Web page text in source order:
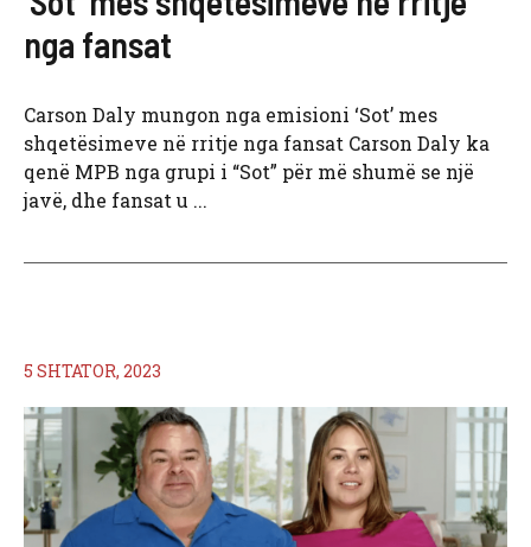
nga fansat
Carson Daly mungon nga emisioni ‘Sot’ mes
shqetësimeve në rritje nga fansat Carson Daly ka
qenë MPB nga grupi i “Sot” për më shumë se një
javë, dhe fansat u ...
5 SHTATOR, 2023